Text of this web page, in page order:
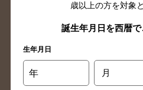
島根県のバー検索
香川県のバー検索
高知県のバー検索
長崎県のバー検索
大分県のバー検索
歳以上の方を対象
誕生年月日を西暦で
生年月日
年 月